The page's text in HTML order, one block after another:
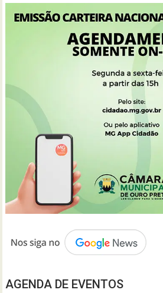
AGENDA DE EVENTOS